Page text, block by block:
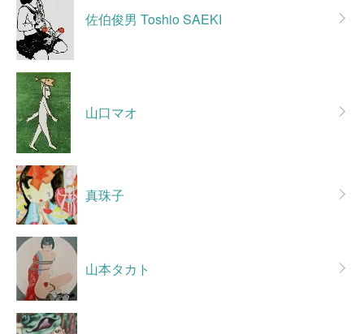
佐伯俊男 Toshio SAEKI
山口マオ
真珠子
山本タカト